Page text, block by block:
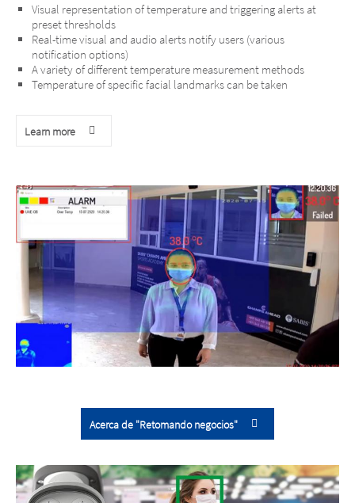
Visual representation of temperature and triggering alerts at
preset thresholds
Real-time visual and audio alerts notify users (various
notification options)
A variety of different temperature measurement methods
Temperature of specific facial landmarks can be taken
Learn more
Acerca de "Retomando negocios"